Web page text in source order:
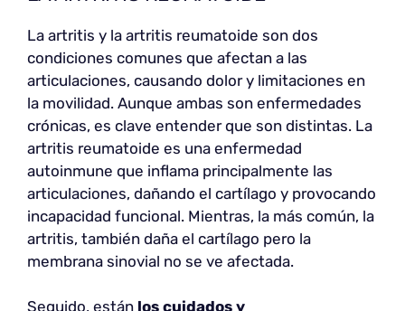
La artritis y la artritis reumatoide son dos
condiciones comunes que afectan a las
articulaciones, causando dolor y limitaciones en
la movilidad. Aunque ambas son enfermedades
crónicas, es clave entender que son distintas. La
artritis reumatoide es una enfermedad
autoinmune que inflama principalmente las
articulaciones, dañando el cartílago y provocando
incapacidad funcional. Mientras, la más común, la
artritis, también daña el cartílago pero la
membrana sinovial no se ve afectada.
Seguido, están los cuidados y